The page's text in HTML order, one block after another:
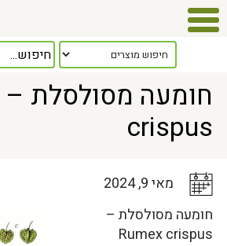
כלל המאמרים> חומעה מסולסלת – Rumex crispus
crispus
מאי 9, 2024
חומעה מסולסלת –
Rumex crispus